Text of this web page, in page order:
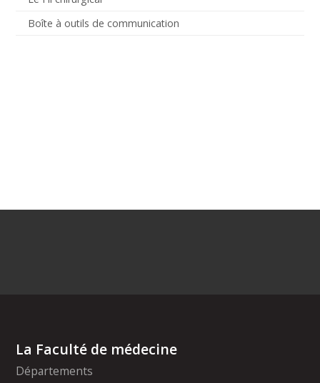
Boîte à outils de communication
La Faculté de médecine
Départements